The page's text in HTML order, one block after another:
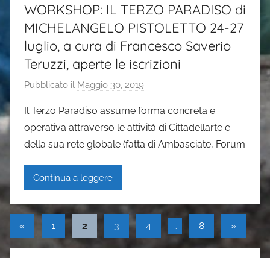
WORKSHOP: IL TERZO PARADISO di
MICHELANGELO PISTOLETTO 24-27
luglio, a cura di Francesco Saverio
Teruzzi, aperte le iscrizioni
Pubblicato il Maggio 30, 2019
G
a
i
Il Terzo Paradiso assume forma concreta e
operativa attraverso le attività di Cittadellarte e
della sua rete globale (fatta di Ambasciate, Forum
Continua a leggere
Paginazione
degli
«Articolo
precedente
1 2 3 4 … 8
Articolo
»